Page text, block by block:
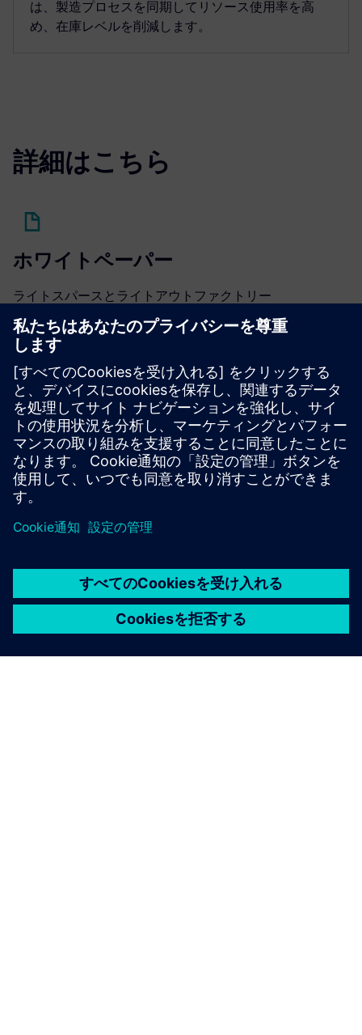
は、製造プロセスを同期してリソース使用率を高
め、在庫レベルを削減します。
詳細はこちら
ホワイトペーパー
ライトスパースとライトアウトファクトリー
ホワイトペーパーをダウンロード
電子ブック
デジタルマニュファクチャリングに関するエグゼクティブ
ガイド
電子ブックをダウンロード